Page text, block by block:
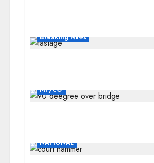
Breaking News
MP/CG
NATIONAL